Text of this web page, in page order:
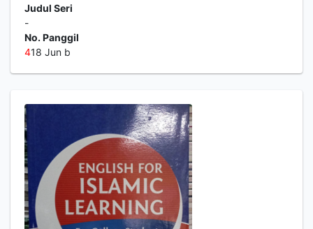
Judul Seri
-
No. Panggil
418 Jun b